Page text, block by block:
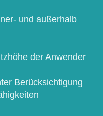
und außerhalb
der Anwender
Berücksichtigung